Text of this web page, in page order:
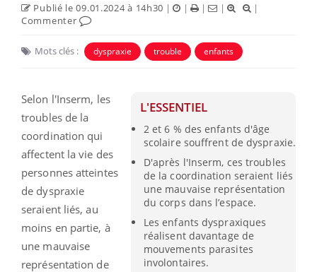
Publié le 09.01.2024 à 14h30 | | | |
|
Commenter
Mots clés : dyspraxie trouble enfants
L'ESSENTIEL
2 et 6 % des enfants d'âge
scolaire souffrent de dyspraxie.
D'après l'Inserm, ces troubles
de la coordination seraient liés
une mauvaise représentation
du corps dans l’espace.
Les enfants dyspraxiques
réalisent davantage de
mouvements parasites
involontaires.
Selon l'Inserm, les
troubles de la
coordination qui
affectent la vie des
personnes atteintes
de dyspraxie
seraient liés, au
moins en partie, à
une mauvaise
représentation de